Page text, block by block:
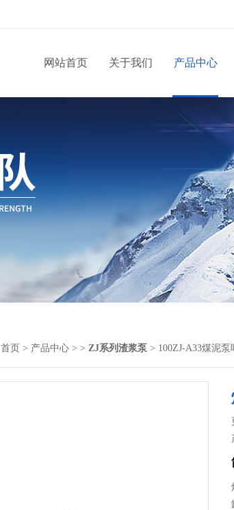
网站首页 关于我们 产品中心
首页 > 产品中心 > > ZJ系列渣浆泵 > 100ZJ-A33煤泥